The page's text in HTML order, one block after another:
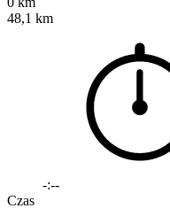
48,1 km
-:--
Czas